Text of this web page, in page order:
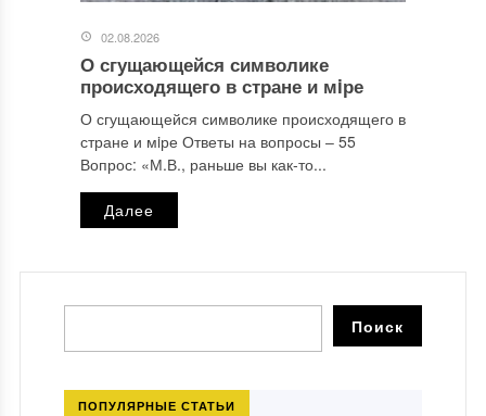
02.08.2026
О сгущающейся символике
происходящего в стране и мiре
О сгущающейся символике происходящего в
стране и мiре Ответы на вопросы ‒ 55
Вопрос: «М.В., раньше вы как-то...
Далее
ПОПУЛЯРНЫЕ СТАТЬИ